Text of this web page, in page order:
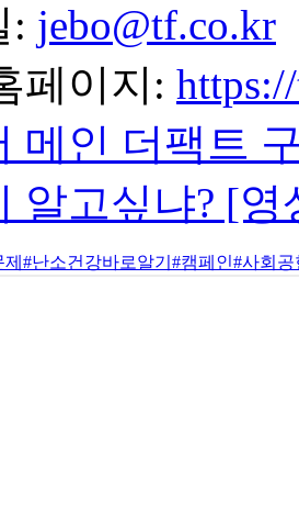
: jebo@tf.co.kr
페이지:
메인 더팩트
알고싶냐? [
#난소건강바로알기 #캠페인#사회공